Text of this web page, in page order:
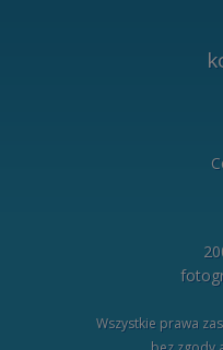
Wszystkie prawa